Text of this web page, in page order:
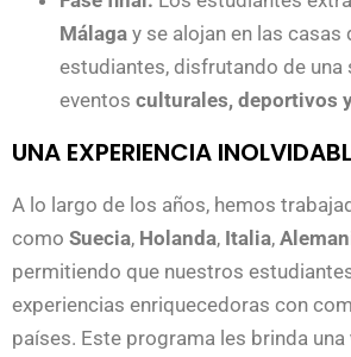
Málaga y se alojan en las casas
estudiantes, disfrutando de una
eventos culturales, deportivos
UNA EXPERIENCIA
A lo largo de los años, hemos
como Suecia, Holanda, Italia,
permitiendo que nuestros
experiencias enriquecedoras con
países. Este programa les brinda una